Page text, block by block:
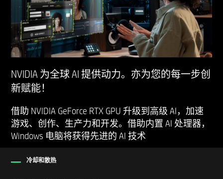
NVIDIA 为全球 AI 提供动力。亦为您的每一步创
新赋能！
借助 NVIDIA GeForce RTX GPU 升级到高级 AI，加速
游戏、创作、生产力和开发。借助内置 AI 处理器，
Windows 电脑将获得先进的 AI 技术
冷却和散热